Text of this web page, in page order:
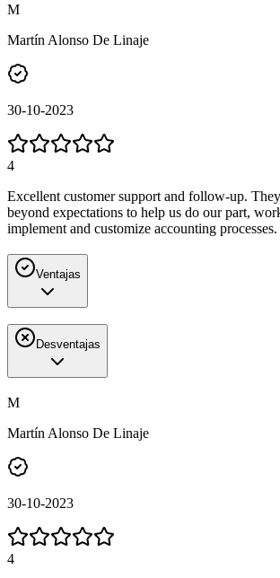
M
Martín Alonso De Linaje
30-10-2023
4
Excellent customer support and follow-up.
beyond expectations to help us do our part,
implement and customize accounting processes.
Ventajas
Desventajas
M
Martín Alonso De Linaje
30-10-2023
4